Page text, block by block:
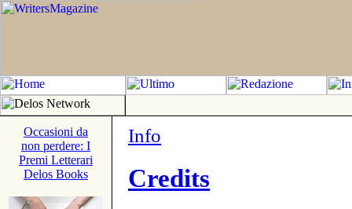
Occasioni da
non perdere: I
Premi Letterari
Delos Books
Info
Credits